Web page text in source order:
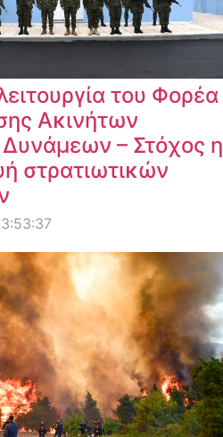
του Φορέα
Ακινήτων
– Στόχος η
στρατιωτικών